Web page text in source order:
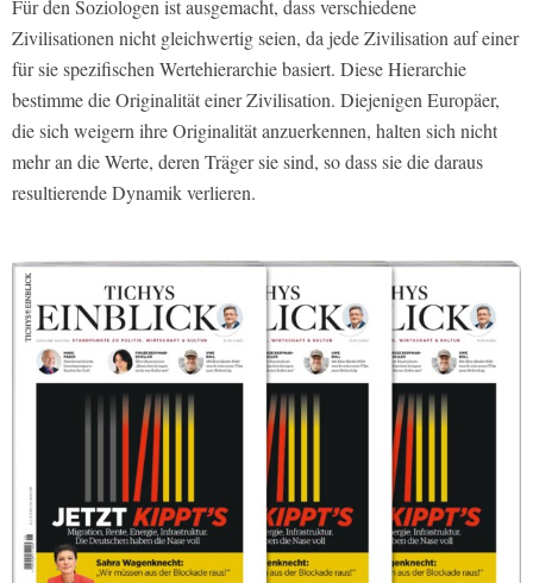
Für den Soziologen ist ausgemacht, dass verschiedene
Zivilisationen nicht gleichwertig seien, da jede Zivilisation auf einer
für sie spezifischen Wertehierarchie basiert. Diese Hierarchie
bestimme die Originalität einer Zivilisation. Diejenigen Europäer,
die sich weigern ihre Originalität anzuerkennen, halten sich nicht
mehr an die Werte, deren Träger sie sind, so dass sie die daraus
resultierende Dynamik verlieren.